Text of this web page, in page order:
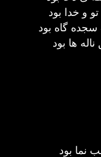
و خدا بود
گاه بود
ها بود
نما بود